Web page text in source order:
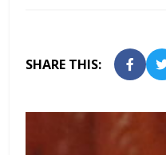
SHARE THIS: